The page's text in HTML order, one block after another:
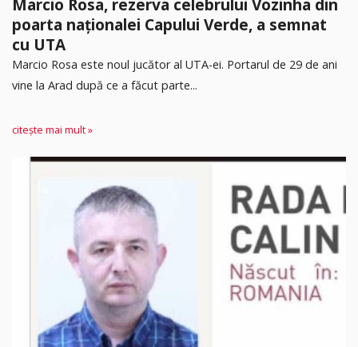
poarta naționalei Capului Verde, a semnat
cu UTA
Marcio Rosa este noul jucător al UTA-ei. Portarul de 29 de ani
vine la Arad după ce a făcut parte...
citește mai mult »